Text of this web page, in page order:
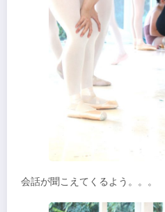
会話が聞こえてくるよう。。。